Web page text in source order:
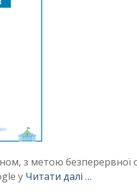
безперервної
у Читати далі …